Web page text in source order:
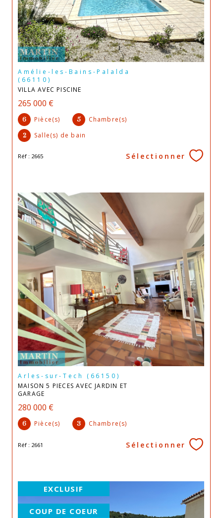
Amélie-les-Bains-Palalda
(66110)
VILLA AVEC PISCINE
265 000 €
6 Pièce(s) 5 Chambre(s)
2 Salle(s) de bain
Réf : 2665 Sélectionner
Arles-sur-Tech (66150)
MAISON 5 PIECES AVEC JARDIN ET
GARAGE
280 000 €
6 Pièce(s) 3 Chambre(s)
Réf : 2661 Sélectionner
EXCLUSIF
COUP DE COEUR